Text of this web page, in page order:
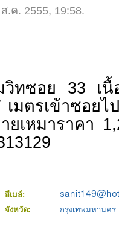
.ค. 2555, 19:58.
ทซอย 33 เนื้
มตรเข้าซอยไ
ยเหมาราคา
อีเมล์:
จังหวัด: กรุงเทพมหานคร